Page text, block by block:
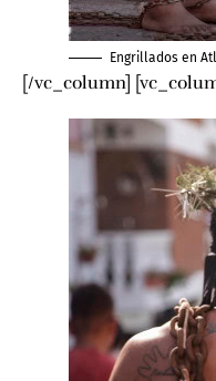
Engrillados en
[/vc_column]